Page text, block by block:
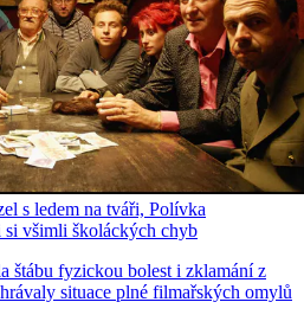
s ledem na tváři, Polívka
si všimli školáckých chyb
štábu fyzickou bolest i zklamání z
situace plné filmařských omylů